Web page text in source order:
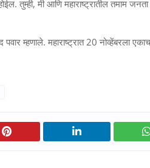
तुम्ही, मी आणि महाराष्ट्रातील तमाम
म्हणाले. महाराष्ट्रात 20 नोव्हेंबरला